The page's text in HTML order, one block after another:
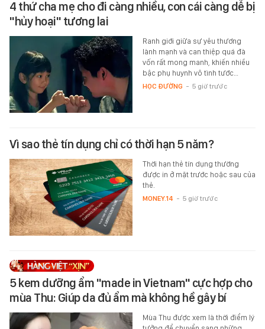
4 thứ cha mẹ cho đi càng nhiều, con cái càng dễ bị
"hủy hoại" tương lai
Ranh giới giữa sự yêu thương
lành mạnh và can thiệp quá đà
vốn rất mong manh, khiến nhiều
bậc phụ huynh vô tình tước…
HỌC ĐƯỜNG - 5 giờ trước
Vì sao thẻ tín dụng chỉ có thời hạn 5 năm?
Thời hạn thẻ tín dụng thường
được in ở mặt trước hoặc sau của
thẻ.
MONEY.14 - 5 giờ trước
5 kem dưỡng ẩm "made in Vietnam" cực hợp cho
mùa Thu: Giúp da đủ ẩm mà không hề gây bí
Mùa Thu được xem là thời điểm lý